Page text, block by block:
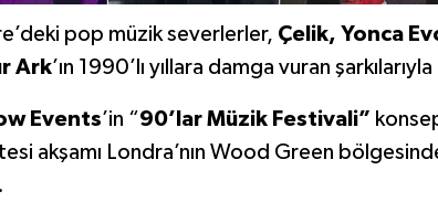
pop müzik severlerler, Çelik, Yonca
Ark’ın 1990’lı yıllara damga vuran
Events’in “90’lar Müzik Festivali”
akşamı Londra’nın Wood Green